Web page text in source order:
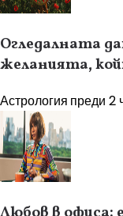
Огледалната
желанията,
Астрология преди 2